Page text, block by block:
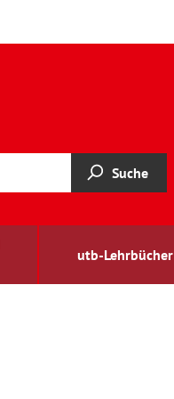
Suche
utb-Lehrbücher